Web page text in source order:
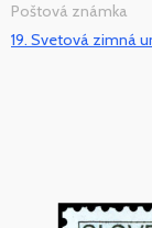
Poštová známka
19. Svetová zimná